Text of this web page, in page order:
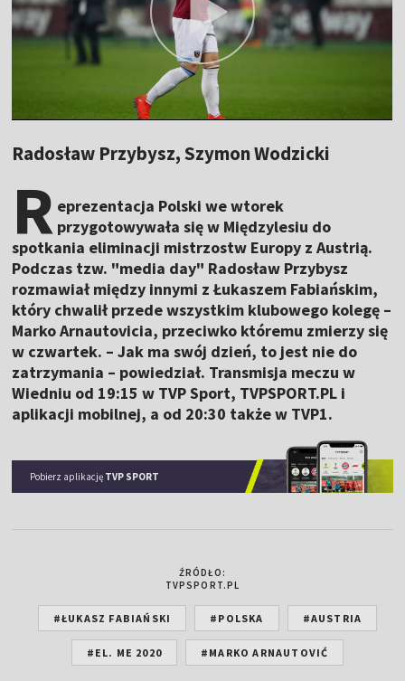
Radosław Przybysz, Szymon Wodzicki
R eprezentacja Polski we wtorek
przygotowywała się w Międzylesiu do
spotkania eliminacji mistrzostw Europy z Austrią.
Podczas tzw. "media day" Radosław Przybysz
rozmawiał między innymi z Łukaszem Fabiańskim,
który chwalił przede wszystkim klubowego kolegę –
Marko Arnautovicia, przeciwko któremu zmierzy się
w czwartek. – Jak ma swój dzień, to jest nie do
zatrzymania – powiedział. Transmisja meczu w
Wiedniu od 19:15 w TVP Sport, TVPSPORT.PL i
aplikacji mobilnej, a od 20:30 także w TVP1.
Pobierz aplikację TVP SPORT
ŹRÓDŁO:
TVPSPORT.PL
#ŁUKASZ FABIAŃSKI #POLSKA #AUSTRIA
#EL. ME 2020 #MARKO ARNAUTOVIĆ